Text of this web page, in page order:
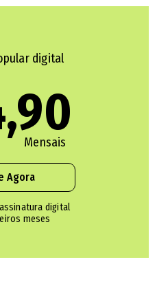
volte a ser presidente
receberam recursos da Lei
o responsável por
em nenhum outro
atleta.
digital
Mensais
Agora
digital
meses